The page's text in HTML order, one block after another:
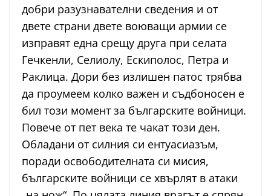
добри разузнавателни сведения и от
двете страни двете воюващи армии се
изправят една срещу друга при селата
Гечкенли, Селиолу, Ескиполос, Петра и
Раклица. Дори без излишен патос трябва
да проумеем колко важен и съдбоносен е
бил този момент за българските войници.
Повече от пет века те чакат този ден.
Обладани от силния си ентуасиазъм,
поради освободителната си мисия,
българските войници се хвърлят в атаки